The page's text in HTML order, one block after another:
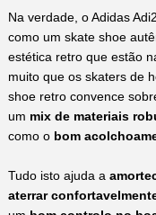
Na verdade, o Adidas
como um skate shoe
estética retro que estão
muito que os skaters de
shoe retro convence
um mix de materiais
como o bom
Tudo isto ajuda a
aterrar